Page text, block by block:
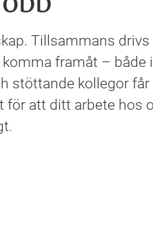
Tillsammans drivs
framåt – både
stöttande kollegor får
för att ditt arbete hos